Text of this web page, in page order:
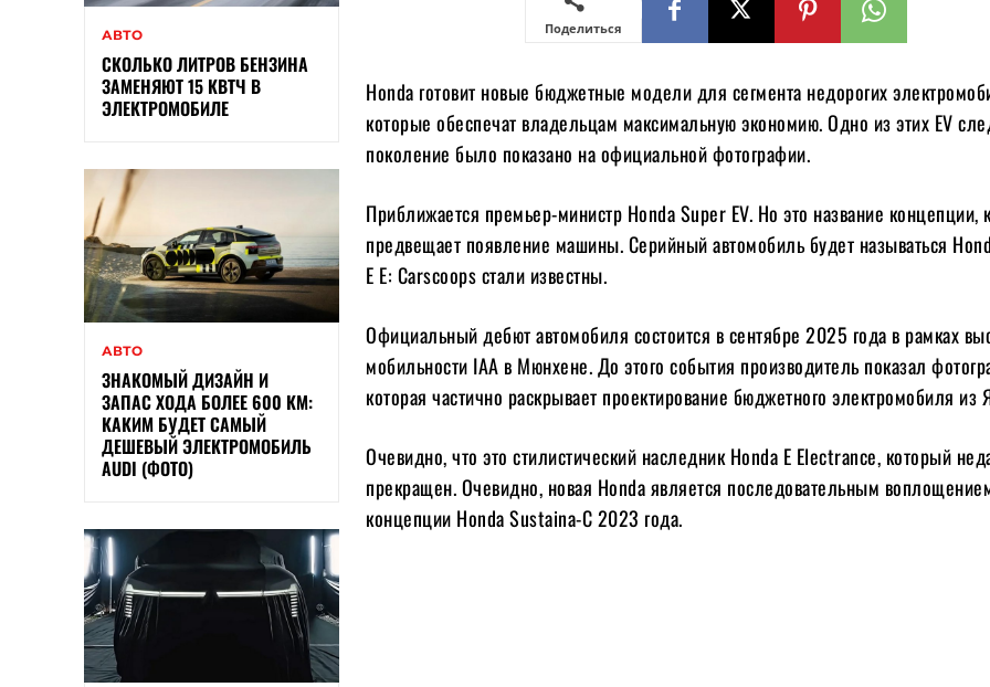
АВТО
СКОЛЬКО ЛИТРОВ БЕНЗИНА
ЗАМЕНЯЮТ 15 КВТЧ В
ЭЛЕКТРОМОБИЛЕ
АВТО
ЗНАКОМЫЙ ДИЗАЙН И
ЗАПАС ХОДА БОЛЕЕ 600 КМ:
КАКИМ БУДЕТ САМЫЙ
ДЕШЕВЫЙ ЭЛЕКТРОМОБИЛЬ
AUDI (ФОТО)
Поделиться
Honda готовит новые бюджетные модели для сегмента недорогих
которые обеспечат владельцам максимальную экономию. Одно из этих EV
поколение было показано на официальной фотографии.
Приближается премьер-министр Honda Super EV. Но это название концепции,
предвещает появление машины. Серийный автомобиль будет называться
E E: Carscoops стали известны.
Официальный дебют автомобиля состоится в сентябре 2025 года в рамках
мобильности IAA в Мюнхене. До этого события производитель показал
которая частично раскрывает проектирование бюджетного электромобиля из
Очевидно, что это стилистический наследник Honda E Electrance, который
прекращен. Очевидно, новая Honda является последовательным
концепции Honda Sustaina-C 2023 года.